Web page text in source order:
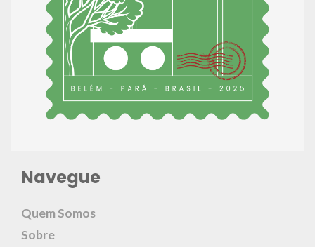
Navegue
Quem Somos
Sobre